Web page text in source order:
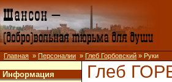
Главная » Персоналии » Глеб Горбовский » Руки
Информация Глеб